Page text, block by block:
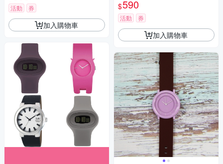
活動 券
加入購物車
$590
活動 券
加入購物車